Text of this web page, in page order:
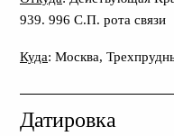
939. 996 С.П. рота связи
Куда: Москва,
Датировка